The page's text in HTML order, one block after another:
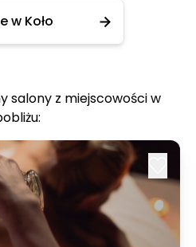
w Koło
salony z miejscowości w